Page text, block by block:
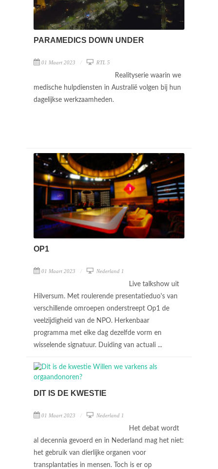
PARAMEDICS DOWN UNDER
01 Maart 2023 RTL 5
Realityserie waarin we
medische hulpdiensten in Australië volgen bij hun
dagelijkse werkzaamheden.
OP1
01 Maart 2023 Nederland 1
Live talkshow uit
Hilversum. Met roulerende presentatieduo's van
verschillende omroepen onderstreept Op1 de
veelzijdigheid van de NPO. Herkenbaar
programma met elke dag dezelfde vorm en
wisselende signatuur. Duiding van actuali ...
DIT IS DE KWESTIE
01 Maart 2023 Nederland 1
Het debat wordt
al decennia gevoerd en in Nederland mag het niet:
het gebruik van dierlijke organen voor
transplantaties in mensen. Toch is er op